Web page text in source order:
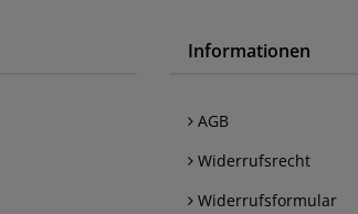
Informationen
AGB
Widerrufsrecht
Widerrufsformular